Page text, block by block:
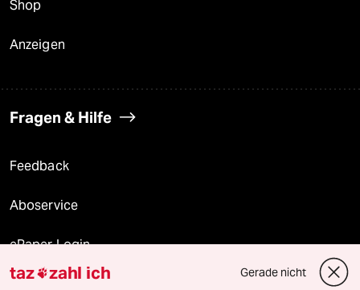
Shop
Anzeigen
Fragen & Hilfe
Feedback
Aboservice
ePaper Login
Downloads für Abonnierende
taz zahl ich Gerade nicht